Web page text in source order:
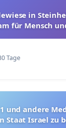
in
für Mensch
Tage
und andere
Staat Israel zu